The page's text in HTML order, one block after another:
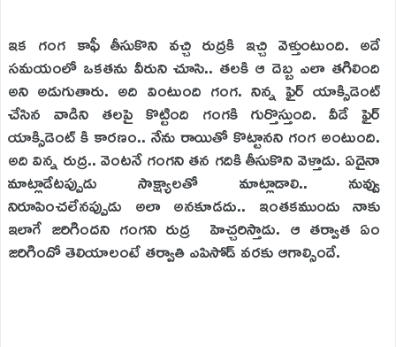
ఇక గంగ కాఫీ తీసుకొని వచ్చి రుద్రకి ఇచ్చి వెళ్తుంటుంది. అదే
సమయంలో ఒకతను వీరుని చూసి.. తలకి ఆ దెబ్బ ఎలా తగిలింది
అని అడుగుతారు. అది వింటుంది గంగ. నిన్న ఫైర్ యాక్సిడెంట్
చేసిన వాడిని తలపై కొట్టింది గంగకి గుర్తొస్తుంది. వీడే ఫైర్
యాక్సిడెంట్ కి కారణం.. నేను రాయితో కొట్టానని గంగ అంటుంది.
అది విన్న రుద్ర.. వెంటనే గంగని తన గదికి తీసుకొని వెళ్తాడు. ఏదైనా
మాట్లాడేటప్పుడు సాక్ష్యాలతో మాట్లాడాలి.. నువ్వు
నిరూపించలేనప్పుడు అలా‌ అనకూడదు.. ఇంతకముందు నాకు
ఇలాగే జరిగిందని గంగని రుద్ర హెచ్చరిస్తాడు. ఆ తర్వాత ఏం
జరిగిందో తెలియాలంటే తర్వాతి ఎపిసోడ్ వరకు ఆగాల్సిందే.